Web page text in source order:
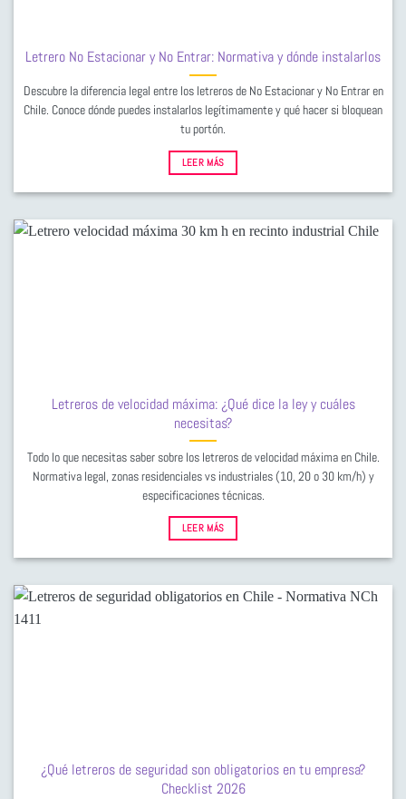
Letrero No Estacionar y No Entrar: Normativa y dónde instalarlos
Descubre la diferencia legal entre los letreros de No Estacionar y No Entrar en
Chile. Conoce dónde puedes instalarlos legítimamente y qué hacer si bloquean
tu portón.
LEER MÁS
Letreros de velocidad máxima: ¿Qué dice la ley y cuáles
necesitas?
Todo lo que necesitas saber sobre los letreros de velocidad máxima en Chile.
Normativa legal, zonas residenciales vs industriales (10, 20 o 30 km/h) y
especificaciones técnicas.
LEER MÁS
¿Qué letreros de seguridad son obligatorios en tu empresa?
Checklist 2026